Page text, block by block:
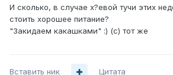
И сколько, в случае х?евой тучи этих
стоить хорошее питание?
"Закидаем какашками" :) (с) тот же
Вставить ник Цитата